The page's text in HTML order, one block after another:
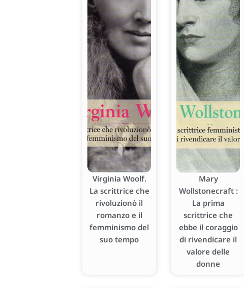
Virginia Woolf.
La scrittrice che
rivoluzionò il
romanzo e il
femminismo del
suo tempo
Mary
Wollstonecraft :
La prima
scrittrice che
ebbe il coraggio
di rivendicare il
valore delle
donne